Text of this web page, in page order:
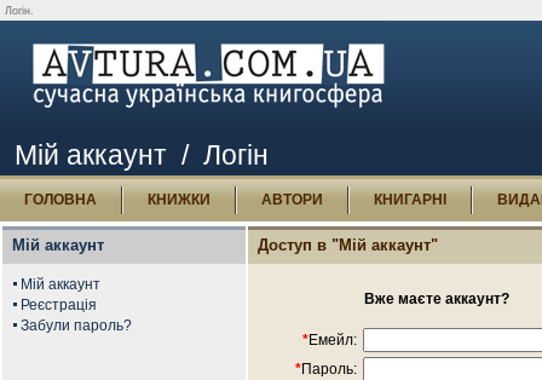
Логін.
Мій аккаунт / Логін
ГОЛОВНА КНИЖКИ АВТОРИ КНИГАРНІ
Мій аккаунт
Мій аккаунт
Реєстрація
Забули пароль?
Доступ в "Мій аккаунт"
Вже маєте аккаунт?
*Емейл:
*Пароль: